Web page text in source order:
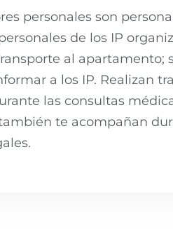
personales son
de los IP
al apartamento;
a los IP. Realizan
las consultas
te acompañan